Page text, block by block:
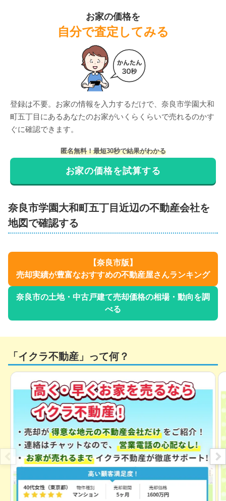
お家の価格を
自分で査定してみる
登録は不要。お家の情報を入力するだけで、 奈良市学園大和
町五丁目 にあるあなたのお家がいくらくらいで売れるのかす
ぐに確認できます。
匿名無料！最短30秒で結果がわかる
お家の価格を試算する
奈良市学園大和町五丁目近辺の不動産会社を
地図で確認する
【奈良市版】
売却実績が豊富なおすすめの不動産屋さんランキング
奈良市の土地・中古戸建て売却価格の相場・動向を調
べる
「イクラ不動産」って何？